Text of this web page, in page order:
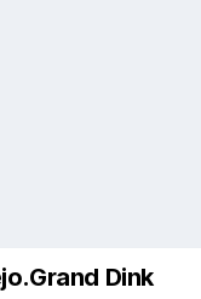
Dink